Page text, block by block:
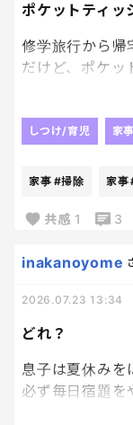
ポケットティッ
修学旅行から帰
だけど、ポケッ
緒に洗っちま
やっちまった、、
い、、
まあ、本人がポ
あーあ
しつけ/育児 家事
家事 #掃除 家事
共感 1 3
どれ？
inakanoyome
2026.07.23 13:34
息子は夏休みを
必ず毎日宿題を
おやくそくご